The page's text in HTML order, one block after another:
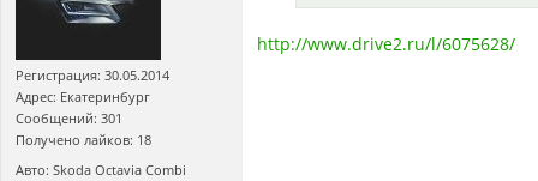
Регистрация: 30.05.2014
Адрес: Екатеринбург
Сообщений: 301
Получено лайков: 18
Авто: Skoda Octavia Combi
http://www.drive2.ru/l/6075628/